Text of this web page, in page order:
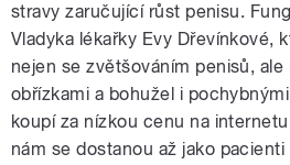
stravy zaručující růst penisu.
Vladyka lékařky Evy Dřevínkové,
nejen se zvětšováním penisů, ale
obřízkami a bohužel i
koupí za nízkou cenu na
nám se dostanou až jako